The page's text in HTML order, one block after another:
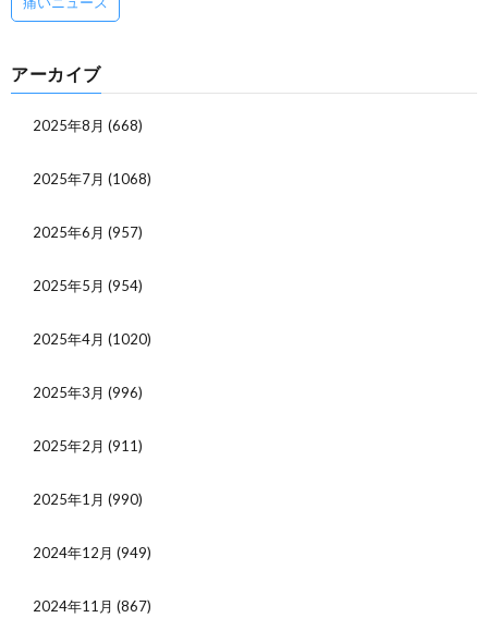
アーカイブ
2025年8月 (668)
2025年7月 (1068)
2025年6月 (957)
2025年5月 (954)
2025年4月 (1020)
2025年3月 (996)
2025年2月 (911)
2025年1月 (990)
2024年12月 (949)
2024年11月 (867)